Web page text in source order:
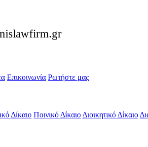
Επικοινωνία Ρωτήστε μας
Δίκαιο Ποινικό Δίκαιο Διοικητικό Δίκαιο